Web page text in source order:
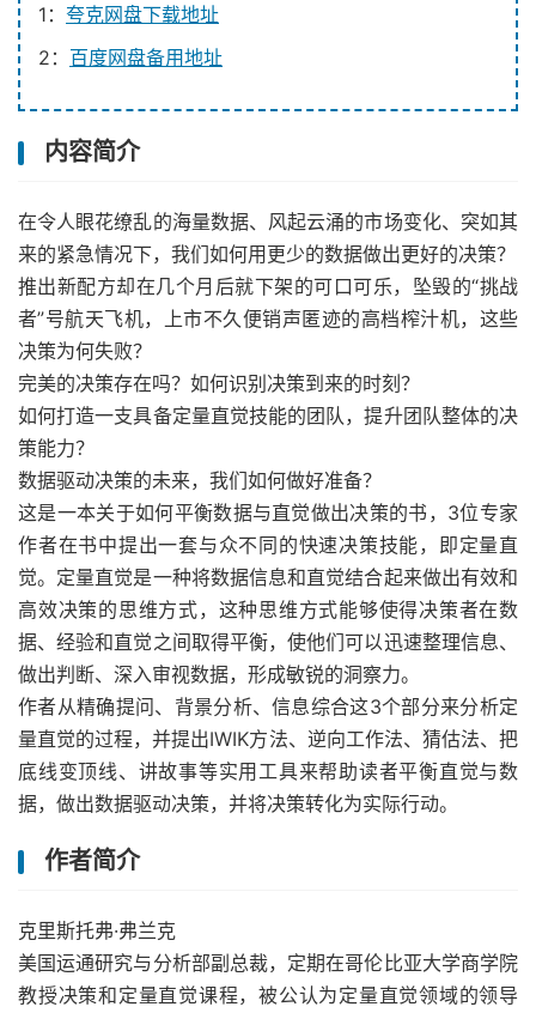
1： 夸克网盘下载地址
2： 百度网盘备用地址
内容简介
在令人眼花缭乱的海量数据、风起云涌的市场变化、突如其
来的紧急情况下，我们如何用更少的数据做出更好的决策？
推出新配方却在几个月后就下架的可口可乐，坠毁的“挑战
者”号航天飞机，上市不久便销声匿迹的高档榨汁机，这些
决策为何失败？
完美的决策存在吗？如何识别决策到来的时刻？
如何打造一支具备定量直觉技能的团队，提升团队整体的决
策能力？
数据驱动决策的未来，我们如何做好准备？
这是一本关于如何平衡数据与直觉做出决策的书，3位专家
作者在书中提出一套与众不同的快速决策技能，即定量直
觉。定量直觉是一种将数据信息和直觉结合起来做出有效和
高效决策的思维方式，这种思维方式能够使得决策者在数
据、经验和直觉之间取得平衡，使他们可以迅速整理信息、
做出判断、深入审视数据，形成敏锐的洞察力。
作者从精确提问、背景分析、信息综合这3个部分来分析定
量直觉的过程，并提出IWIK方法、逆向工作法、猜估法、把
底线变顶线、讲故事等实用工具来帮助读者平衡直觉与数
据，做出数据驱动决策，并将决策转化为实际行动。
作者简介
克里斯托弗·弗兰克
美国运通研究与分析部副总裁，定期在哥伦比亚大学商学院
教授决策和定量直觉课程，被公认为定量直觉领域的领导